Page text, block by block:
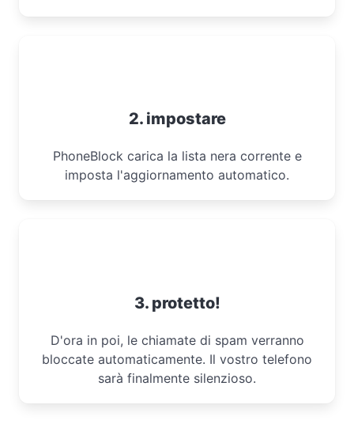
2. impostare
PhoneBlock carica la lista nera corrente e
imposta l'aggiornamento automatico.
3. protetto!
D'ora in poi, le chiamate di spam verranno
bloccate automaticamente. Il vostro telefono
sarà finalmente silenzioso.